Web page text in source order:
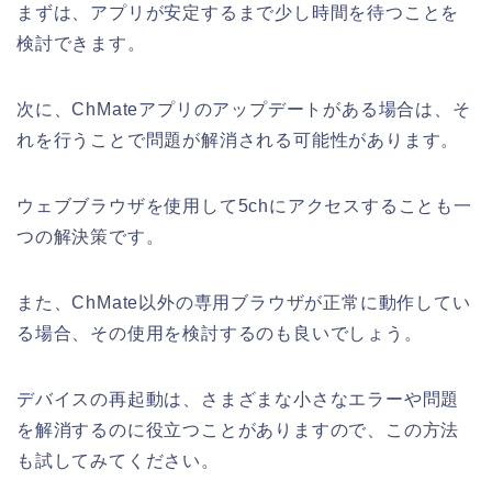
まずは、アプリが安定するまで少し時間を待つことを
検討できます。
次に、ChMateアプリのアップデートがある場合は、そ
れを行うことで問題が解消される可能性があります。
ウェブブラウザを使用して5chにアクセスすることも一
つの解決策です。
また、ChMate以外の専用ブラウザが正常に動作してい
る場合、その使用を検討するのも良いでしょう。
デバイスの再起動は、さまざまな小さなエラーや問題
を解消するのに役立つことがありますので、この方法
も試してみてください。